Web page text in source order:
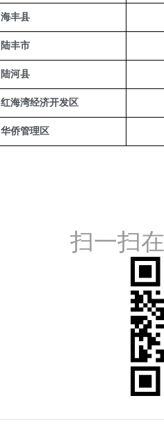
海丰县
陆丰市
陆河县
红海湾经济开发区
华侨管理区
扫一扫